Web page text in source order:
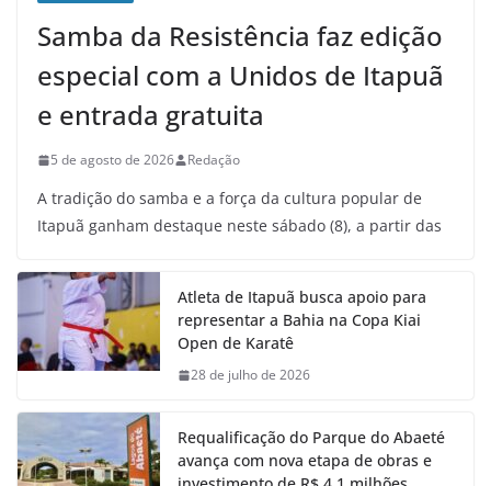
Samba da Resistência faz edição
especial com a Unidos de Itapuã
e entrada gratuita
5 de agosto de 2026 Redação
A tradição do samba e a força da cultura popular de
Itapuã ganham destaque neste sábado (8), a partir das
Atleta de Itapuã busca apoio para
representar a Bahia na Copa Kiai
Open de Karatê
28 de julho de 2026
Requalificação do Parque do Abaeté
avança com nova etapa de obras e